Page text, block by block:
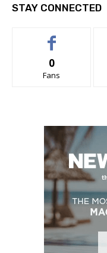
STAY CONNECTED
0
Fans